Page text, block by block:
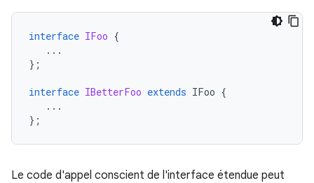
interface IFoo {
...
};
interface IBetterFoo extends IFoo {
...
};
Le code d'appel conscient de l'interface étendue peut